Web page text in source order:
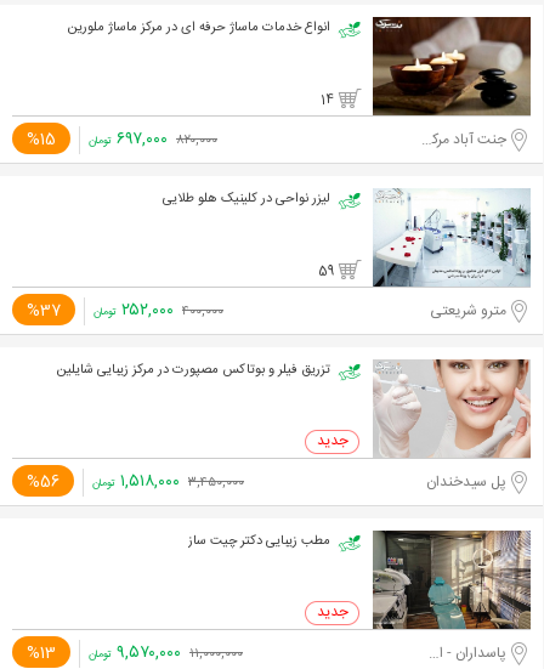
انواع خدمات ماساژ حرفه ای در مرکز ماساژ ملورین
14
جنت آباد مرکزی %15 ۸۲۰,۰۰۰ ۶۹۷,۰۰۰ تومان
لیزر نواحی در کلینیک هلو طلایی
59
مترو شریعتی %37 ۴۰۰,۰۰۰ ۲۵۲,۰۰۰ تومان
تزریق فیلر و بوتاکس مصپورت در مرکز زیبایی شایلین
پل سیدخندان %56 ۳,۴۵۰,۰۰۰ ۱,۵۱۸,۰۰۰ تومان
مطب زیبایی دکتر چیت ساز
پاسداران - اختیاریه جنوبی %13 ۱۱,۰۰۰,۰۰۰ ۹,۵۷۰,۰۰۰ تومان